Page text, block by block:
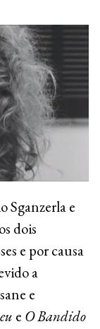
Sganzerla e
dois
e por causa
a
e
e O Bandido